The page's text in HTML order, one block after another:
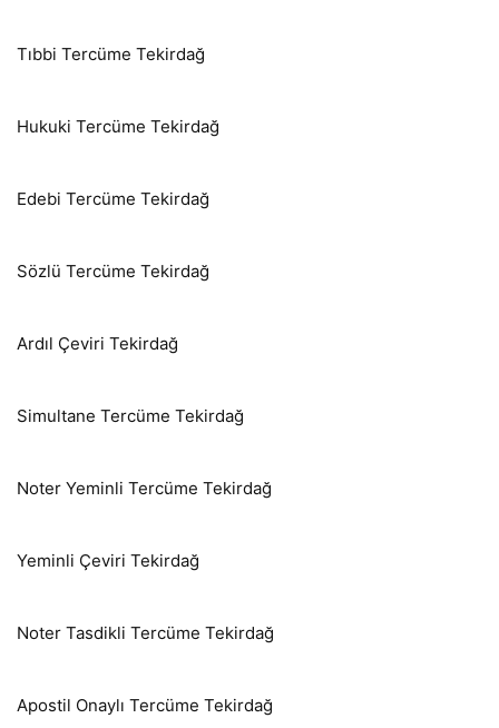
Tıbbi Tercüme Tekirdağ
Hukuki Tercüme Tekirdağ
Edebi Tercüme Tekirdağ
Sözlü Tercüme Tekirdağ
Ardıl Çeviri Tekirdağ
Simultane Tercüme Tekirdağ
Noter Yeminli Tercüme Tekirdağ
Yeminli Çeviri Tekirdağ
Noter Tasdikli Tercüme Tekirdağ
Apostil Onaylı Tercüme Tekirdağ